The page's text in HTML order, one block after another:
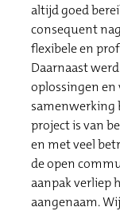
altijd goed
consequent
flexibele en
Daarnaast
oplossingen
samenwerking
project is van
en met veel
de open
aanpak verliep
aangenaam.